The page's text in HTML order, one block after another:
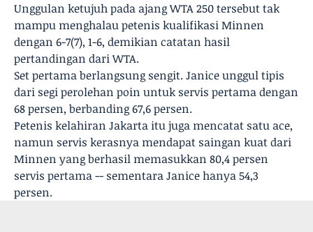
Unggulan ketujuh pada ajang WTA 250 tersebut tak
mampu menghalau petenis kualifikasi Minnen
dengan 6-7(7), 1-6, demikian catatan hasil
pertandingan dari WTA.
Set pertama berlangsung sengit. Janice unggul tipis
dari segi perolehan poin untuk servis pertama dengan
68 persen, berbanding 67,6 persen.
Petenis kelahiran Jakarta itu juga mencatat satu ace,
namun servis kerasnya mendapat saingan kuat dari
Minnen yang berhasil memasukkan 80,4 persen
servis pertama -- sementara Janice hanya 54,3
persen.